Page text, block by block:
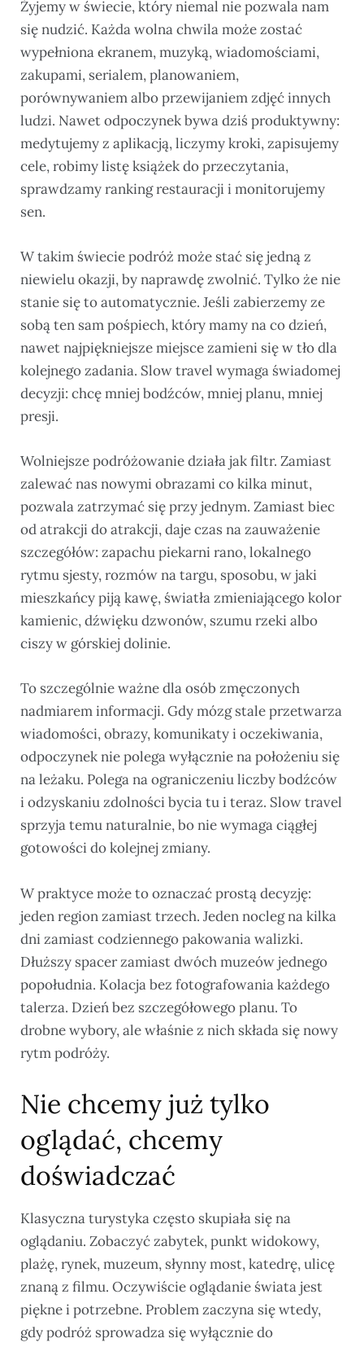
Żyjemy w świecie, który niemal nie pozwala nam
się nudzić. Każda wolna chwila może zostać
wypełniona ekranem, muzyką, wiadomościami,
zakupami, serialem, planowaniem,
porównywaniem albo przewijaniem zdjęć innych
ludzi. Nawet odpoczynek bywa dziś produktywny:
medytujemy z aplikacją, liczymy kroki, zapisujemy
cele, robimy listę książek do przeczytania,
sprawdzamy ranking restauracji i monitorujemy
sen.
W takim świecie podróż może stać się jedną z
niewielu okazji, by naprawdę zwolnić. Tylko że nie
stanie się to automatycznie. Jeśli zabierzemy ze
sobą ten sam pośpiech, który mamy na co dzień,
nawet najpiękniejsze miejsce zamieni się w tło dla
kolejnego zadania. Slow travel wymaga świadomej
decyzji: chcę mniej bodźców, mniej planu, mniej
presji.
Wolniejsze podróżowanie działa jak filtr. Zamiast
zalewać nas nowymi obrazami co kilka minut,
pozwala zatrzymać się przy jednym. Zamiast biec
od atrakcji do atrakcji, daje czas na zauważenie
szczegółów: zapachu piekarni rano, lokalnego
rytmu sjesty, rozmów na targu, sposobu, w jaki
mieszkańcy piją kawę, światła zmieniającego kolor
kamienic, dźwięku dzwonów, szumu rzeki albo
ciszy w górskiej dolinie.
To szczególnie ważne dla osób zmęczonych
nadmiarem informacji. Gdy mózg stale przetwarza
wiadomości, obrazy, komunikaty i oczekiwania,
odpoczynek nie polega wyłącznie na położeniu się
na leżaku. Polega na ograniczeniu liczby bodźców
i odzyskaniu zdolności bycia tu i teraz. Slow travel
sprzyja temu naturalnie, bo nie wymaga ciągłej
gotowości do kolejnej zmiany.
W praktyce może to oznaczać prostą decyzję:
jeden region zamiast trzech. Jeden nocleg na kilka
dni zamiast codziennego pakowania walizki.
Dłuższy spacer zamiast dwóch muzeów jednego
popołudnia. Kolacja bez fotografowania każdego
talerza. Dzień bez szczegółowego planu. To
drobne wybory, ale właśnie z nich składa się nowy
rytm podróży.
Nie chcemy już tylko
oglądać, chcemy
doświadczać
Klasyczna turystyka często skupiała się na
oglądaniu. Zobaczyć zabytek, punkt widokowy,
plażę, rynek, muzeum, słynny most, katedrę, ulicę
znaną z filmu. Oczywiście oglądanie świata jest
piękne i potrzebne. Problem zaczyna się wtedy,
gdy podróż sprowadza się wyłącznie do